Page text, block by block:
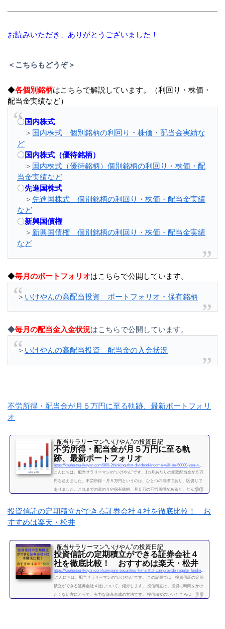
お読みいただき、ありがとうございました！
＜こちらもどうぞ＞
◆各個別銘柄はこちらで解説しています。（利回り・株価・
配当金実績など）
〇国内株式
＞ 国内株式 個別銘柄の利回り・株価・配当金実績な
ど
〇国内株式（優待銘柄）
＞ 国内株式（優待銘柄）個別銘柄の利回り・株価・配
当金実績など
〇先進国株式
＞ 先進国株式 個別銘柄の利回り・株価・配当金実績
など
〇新興国債権
＞ 新興国債権 個別銘柄の利回り・株価・配当金実績
など
◆毎月のポートフォリオはこちらで公開しています。
＞ いけやんの高配当投資 ポートフォリオ・保有銘柄
◆毎月の配当金入金状況はこちらで公開しています。
＞ いけやんの高配当投資 配当金の入金状況
不労所得・配当金が月５万円に至る軌跡、最新ポートフォリ
オ
配当サラリーマン“いけやん”の投資日記 ​
不労所得・配当金が月５万円に至る軌
跡、最新ポートフォリオ
https://kouhaitou-ikeyan.com/960-2thinking-that-dividend-income-will-be-50000-yen-a-month
こんにちは。配当サラリーマンの“いけやん”です。1カ月あたりの受取配当金が５万
円を超えました。不労所得・月５万円というのは、ひとつの目標であり、区切りで
ありました。これまでの道のりや保有銘柄、月５万の不労所得があると、どんな心
ーマンを続けて感じたこと・辞めるための行動【体験談】サラリーマンが資産運用
を10年間続けて分かった4つのこと不労所得という名の受取配当金、月５万円に到達
2019年になり、不労所得という名の受取配当金が月額５万...
投資信託の定期積立ができる証券会社４社を徹底比較！ お
すすめは楽天・松井
配当サラリーマン“いけやん”の投資日記 ​
投資信託の定期積立ができる証券会社４
社を徹底比較！ おすすめは楽天・松井
https://kouhaitou-ikeyan.com/compare-securities-firms-that-can-provide-regular-funding-for-mutual-funds
こんにちは。配当サラリーマンの“いけやん”です。 この記事では、投資信託の定期
積立ができる証券会社４社について、紹介します。 投信積立は、投資に時間をかけ
たくない方にとって、有力な資産形成の方法です。 投信積立のいいところは、一度